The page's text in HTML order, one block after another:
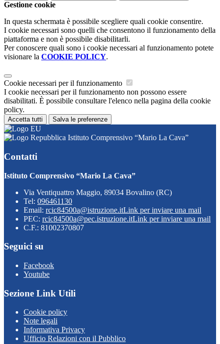
Gestione cookie
In questa schermata è possibile scegliere quali cookie consentire.
I cookie necessari sono quelli che consentono il funzionamento della
piattaforma e non è possibile disabilitarli.
Per conoscere quali sono i cookie necessari al funzionamento potete
visionare la COOKIE POLICY.
Cookie necessari per il funzionamento
I cookie necessari per il funzionamento non possono essere
disabilitati. È possibile consultare l'elenco nella pagina della cookie
policy.
Accetta tutti Salva le preferenze
Istituto Comprensivo “Mario La Cava”
Contatti
Istituto Comprensivo “Mario La Cava”
Via Ventiquattro Maggio, 89034 Bovalino (RC)
Tel: 096461130
Email: rcic84500a@istruzione.itLink per inviare una mail
PEC: rcic84500a@pec.istruzione.itLink per inviare una mail
C.F.: 81002370807
Seguici su
Facebook
Youtube
Sezione Link Utili
Cookie policy
Note legali
Informativa Privacy
Ufficio Relazioni con il Pubblico